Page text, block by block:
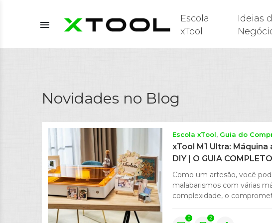
menu
Escola
xTool
Ideias
Novidades no Blog
Escola xTool Guia do
xTool M1 Ultra:
DIY | O GUIA COMPLETO
Como um artesão, você
malabarismos com várias
complexidade, o
0 2